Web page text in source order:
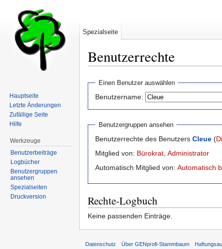
Benutzerrechte
Einen Benutzer auswählen
Benutzername:
Benutzergruppen ansehen
Benutzerrechte des Benutzers Cleue (
Mitglied von: Bürokrat Administrator
Automatisch Mitglied von: Automatisch
Rechte-Logbuch
Keine passenden Einträge.
Spezialseite
Hauptseite
Letzte Änderungen
Zufällige Seite
Hilfe
Werkzeuge
Benutzerbeiträge
Logbücher
Benutzergruppen
ansehen
Spezialseiten
Druckversion
Datenschutz Über GENprofi-Stammbaum